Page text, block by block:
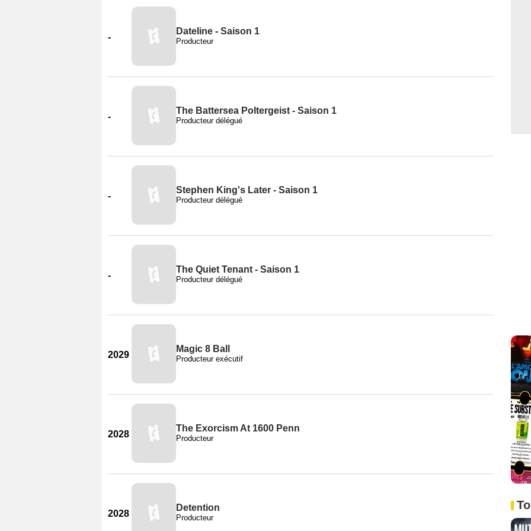
-
Dateline - Saison 1
Producteur
-
The Battersea Poltergeist - Saison 1
Producteur délégué
-
Stephen King's Later - Saison 1
Producteur délégué
-
The Quiet Tenant - Saison 1
Producteur délégué
2029
Magic 8 Ball
Producteur exécutif
2028
The Exorcism At 1600 Penn
Producteur
2028
Detention
Producteur